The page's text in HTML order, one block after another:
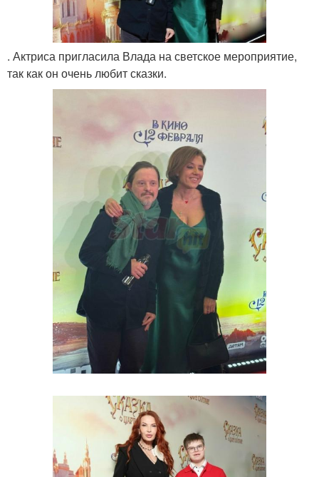
. Актриса пригласила Влада на светское мероприятие,
так как он очень любит сказки.